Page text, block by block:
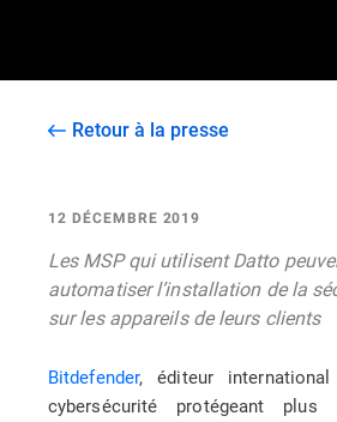
Retour à la presse
12 DÉCEMBRE 2019
Les MSP qui utilisent Datto
automatiser l’installation de la
sur les appareils de leurs clients
Bitdefender,éditeur
cybersécurité protégeant